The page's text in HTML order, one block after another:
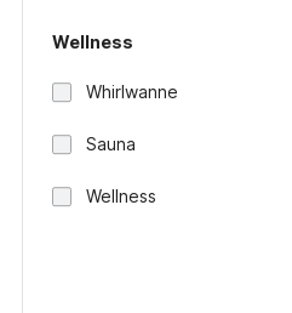
Wellness
Whirlwanne
Sauna
Wellness